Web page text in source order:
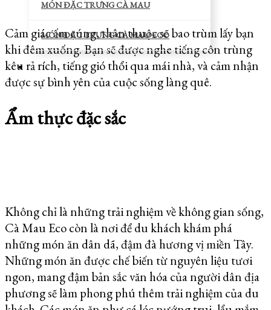
MÓN ĐẶC TRƯNG CÀ MAU
MÓN ĐẶC TRƯNG CÀ MAU ECO
Cảm giác ấm cúng, thân thuộc sẽ bao trùm lấy bạn
khi đêm xuống. Bạn sẽ được nghe tiếng côn trùng
kêu rả rích, tiếng gió thổi qua mái nhà, và cảm nhận
được sự bình yên của cuộc sống làng quê.
Ẩm thực đặc sắc
Không chỉ là những trải nghiệm về không gian sống,
Cà Mau Eco còn là nơi để du khách khám phá
những món ăn dân dã, đậm đà hương vị miền Tây.
Những món ăn được chế biến từ nguyên liệu tươi
ngon, mang đậm bản sắc văn hóa của người dân địa
phương sẽ làm phong phú thêm trải nghiệm của du